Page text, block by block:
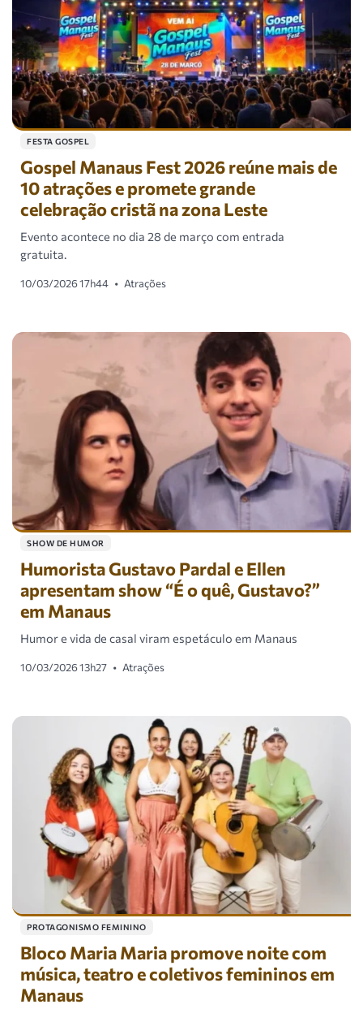
FESTA GOSPEL
Gospel Manaus Fest 2026 reúne mais de
10 atrações e promete grande
celebração cristã na zona Leste
Evento acontece no dia 28 de março com entrada
gratuita.
10/03/2026 17h44 • Atrações
SHOW DE HUMOR
Humorista Gustavo Pardal e Ellen
apresentam show “É o quê, Gustavo?”
em Manaus
Humor e vida de casal viram espetáculo em Manaus
10/03/2026 13h27 • Atrações
PROTAGONISMO FEMININO
Bloco Maria Maria promove noite com
música, teatro e coletivos femininos em
Manaus